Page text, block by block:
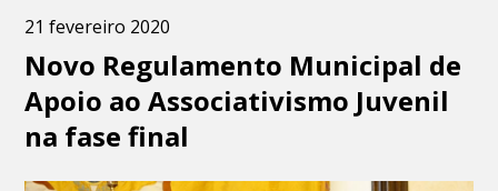
21 fevereiro 2020
Novo Regulamento Municipal de
Apoio ao Associativismo Juvenil
na fase final